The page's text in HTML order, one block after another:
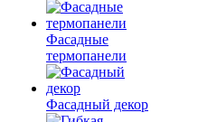
Фасадные
термопанели
Фасадный декор